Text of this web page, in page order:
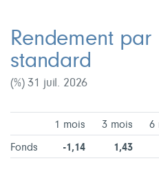
Rendement
standard
(%) 31 juil. 2026
1 mois 3 mois 6
Fonds -1,14 1,43